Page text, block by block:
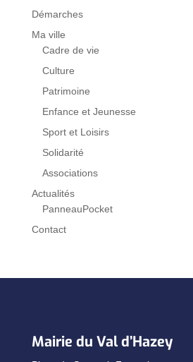
Démarches
Ma ville
Cadre de vie
Culture
Patrimoine
Enfance et Jeunesse
Sport et Loisirs
Solidarité
Associations
Actualités
PanneauPocket
Contact
Mairie du Val d’Hazey